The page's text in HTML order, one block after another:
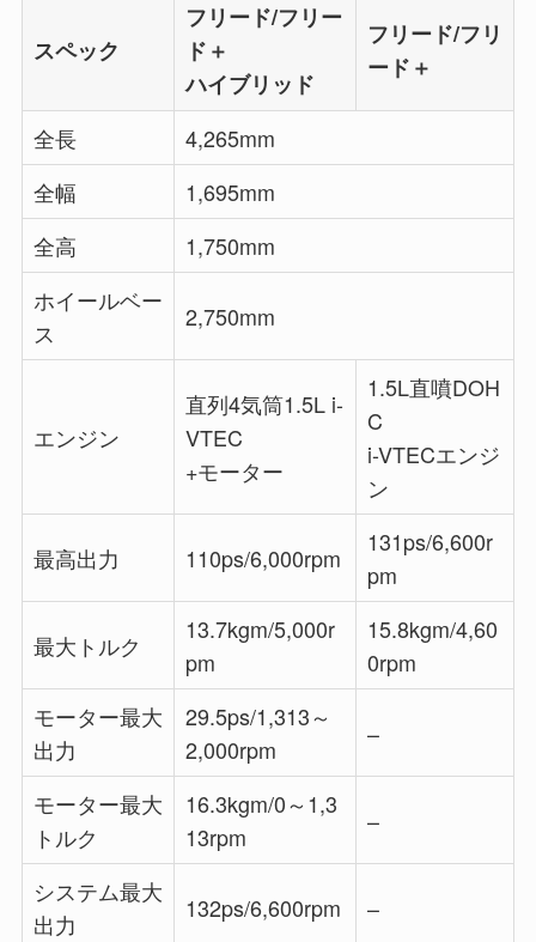
スペック
フリード/フリー
ド＋
ハイブリッド
フリード/フリ
ード＋
全長
4,265mm
全幅
1,695mm
全高
1,750mm
ホイールベー
ス
2,750mm
エンジン
直列4気筒1.5L i-
VTEC
+モーター
1.5L直噴DOH
C
i-VTECエンジ
ン
最高出力 110ps/6,000rpm
131ps/6,600r
pm
最大トルク
13.7kgm/5,000r
pm
15.8kgm/4,60
0rpm
モーター最大
出力
29.5ps/1,313～
2,000rpm
–
モーター最大
トルク
16.3kgm/0～1,3
13rpm
–
システム最大
出力
132ps/6,600rpm –